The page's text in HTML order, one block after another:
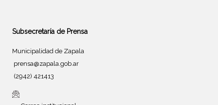
Subsecretaría de Prensa
Municipalidad de Zapala
prensa@zapala.gob.ar
(2942) 421413